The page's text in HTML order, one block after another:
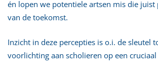
én lopen we potentiele artsen mis die juist
van de toekomst.
Inzicht in deze percepties is o.i. de sleutel
voorlichting aan scholieren op een